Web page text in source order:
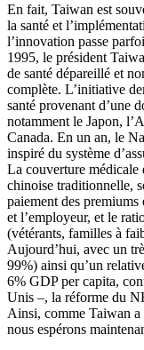
En fait, Taiwan est
la santé et
l’innovation passe
1995, le président
de santé dépareillé et
complète. L’initiative
santé provenant d’une
notamment le Japon,
Canada. En un an, le
inspiré du système
La couverture médicale
chinoise traditionnelle,
paiement des premiums
et l’employeur, et le
(vétérants, familles à
Aujourd’hui, avec un
99%) ainsi qu’un
6% GDP per capita,
Unis –, la réforme du
Ainsi, comme Taiwan a
nous espérons